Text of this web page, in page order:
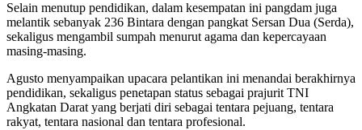
Selain menutup pendidikan, dalam kesempatan ini pangdam juga
melantik sebanyak 236 Bintara dengan pangkat Sersan Dua (Serda),
sekaligus mengambil sumpah menurut agama dan kepercayaan
masing-masing.
Agusto menyampaikan upacara pelantikan ini menandai berakhirnya
pendidikan, sekaligus penetapan status sebagai prajurit TNI
Angkatan Darat yang berjati diri sebagai tentara pejuang, tentara
rakyat, tentara nasional dan tentara profesional.